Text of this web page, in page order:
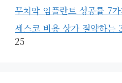
무치악 임플란트 성공률 7
세스코 비용 상가 절약하는
25